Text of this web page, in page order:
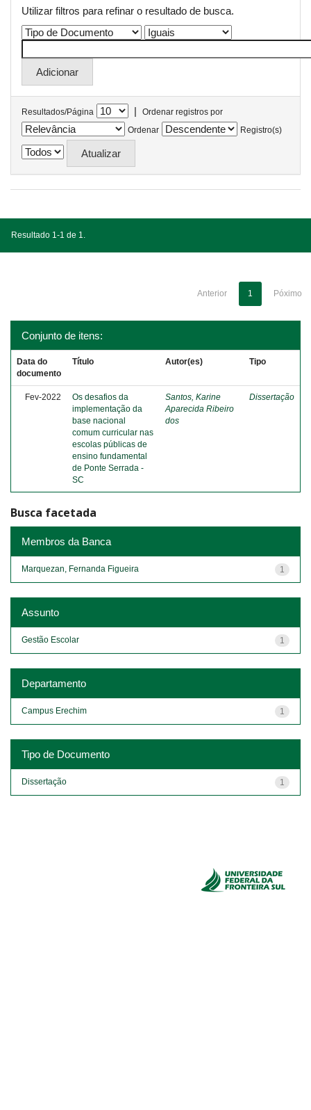
Utilizar filtros para refinar o resultado de busca.
Resultados/Página |
Ordenar registros por
Ordenar
Registro(s)
Resultado 1-1 de 1.
Anterior 1 Póximo
Conjunto de itens:
Data do
documento
Título Autor(es) Tipo
Fev-2022
Os desafios da
implementação da
base nacional
comum curricular nas
escolas públicas de
ensino fundamental
de Ponte Serrada -
SC
Santos, Karine
Aparecida Ribeiro
dos
Dissertação
Busca facetada
Membros da Banca
1
Marquezan, Fernanda Figueira
Assunto
1
Gestão Escolar
Departamento
1
Campus Erechim
Tipo de Documento
1
Dissertação